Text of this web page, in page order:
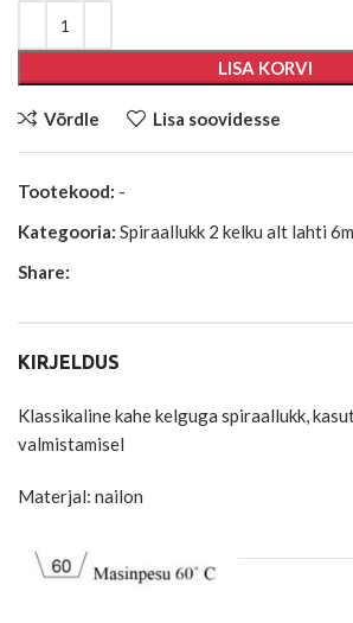
LISA KORVI
Võrdle Lisa soovidesse
Tootekood: -
Kategooria: Spiraallukk 2 kelku alt lahti
Share:
KIRJELDUS
Klassikaline kahe kelguga spiraallukk,
valmistamisel
Materjal: nailon